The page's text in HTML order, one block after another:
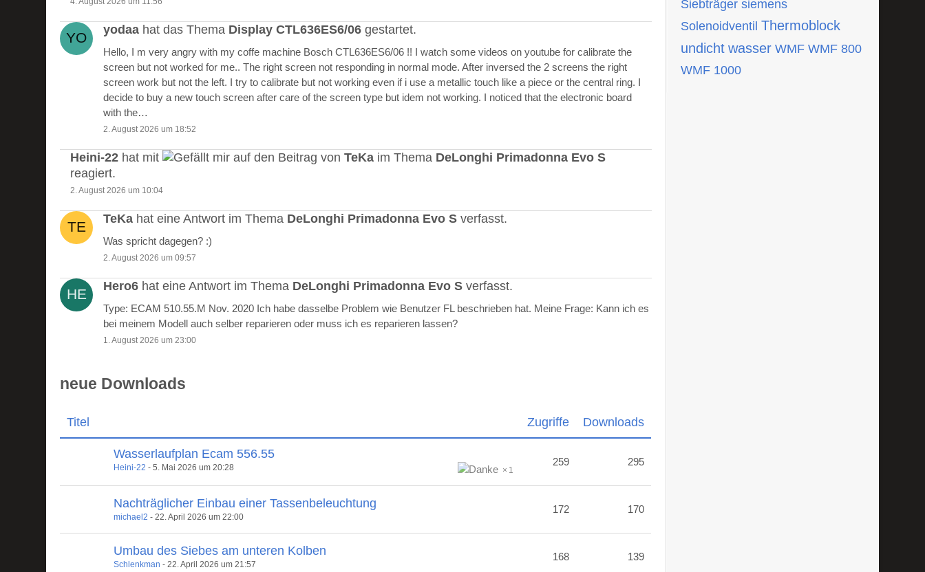
yodaa hat das Thema Display CTL636ES6/06 gestartet.
Hello, I m very angry with my coffe machine Bosch CTL636ES6/06 !! I watch some videos on youtube for calibrate the
screen but not worked for me.. The right screen not responding in normal mode. After inversed the 2 screens the right
screen work but not the left. I try to calibrate but not working even if i use a metallic touch like a piece or the central ring. I
decide to buy a new touch screen after care of the screen type but idem not working. I noticed that the electronic board
with the…
2. August 2026 um 18:52
Heini-22 hat mit auf den Beitrag vonTeKa im Thema DeLonghi Primadonna Evo S
reagiert.
2. August 2026 um 10:04
TeKa hat eine Antwort im Thema DeLonghi Primadonna Evo S verfasst.
Was spricht dagegen? :)
2. August 2026 um 09:57
Hero6 hat eine Antwort im Thema DeLonghi Primadonna Evo S verfasst.
Type: ECAM 510.55.M Nov. 2020 Ich habe dasselbe Problem wie Benutzer FL beschrieben hat. Meine Frage: Kann ich es
bei meinem Modell auch selber reparieren oder muss ich es reparieren lassen?
1. August 2026 um 23:00
neue Downloads
Titel Zugriffe Downloads
Wasserlaufplan Ecam 556.55
1
Heini-22 -5. Mai 2026 um 20:28 259 295
Nachträglicher Einbau einer Tassenbeleuchtung
michael2 -22. April 2026 um 22:00
172 170
Umbau des Siebes am unteren Kolben
Schlenkman -22. April 2026 um 21:57
168 139
Siebträger siemens
Solenoidventil Thermoblock
undicht wasser WMF WMF 800
WMF 1000